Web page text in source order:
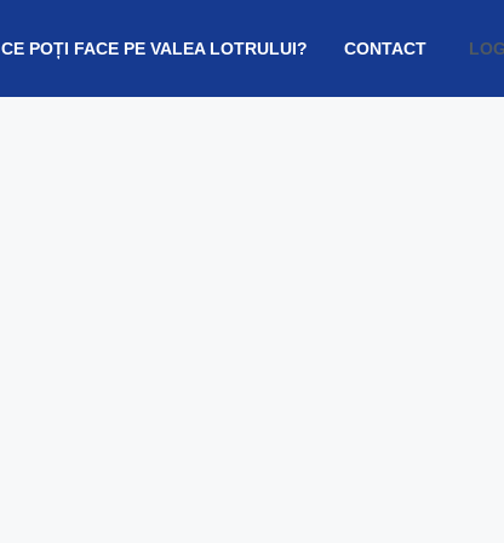
CE POȚI FACE PE VALEA LOTRULUI? CONTACT